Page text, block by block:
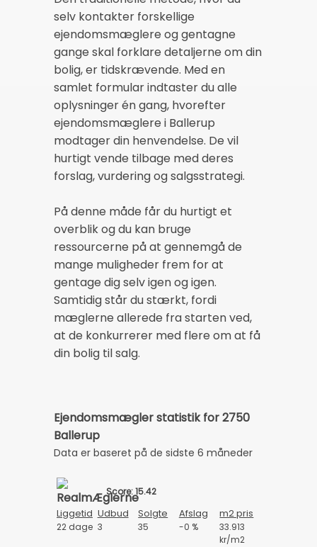
selv kontakter forskellige
ejendomsmæglere og gentagne
gange skal forklare detaljerne om din
bolig, er tidskrævende. Med en
samlet formular indtaster du alle
oplysninger én gang, hvorefter
ejendomsmæglere i Ballerup
modtager din henvendelse. De vil
hurtigt vende tilbage med deres
forslag, vurdering og salgsstrategi.
På denne måde får du hurtigt et
overblik og du kan bruge
ressourcerne på at gennemgå de
mange muligheder frem for at
gentage dig selv igen og igen.
Samtidig står du stærkt, fordi
mæglerne allerede fra starten ved,
at de konkurrerer med flere om at få
din bolig til salg.
Ejendomsmægler statistik for 2750
Ballerup
Data er baseret på de sidste 6 måneder
Score: 15.42
Liggetid Udbud Solgte Afslag m2 pris
22 dage 3 35 -0 %
33.913
kr/m2